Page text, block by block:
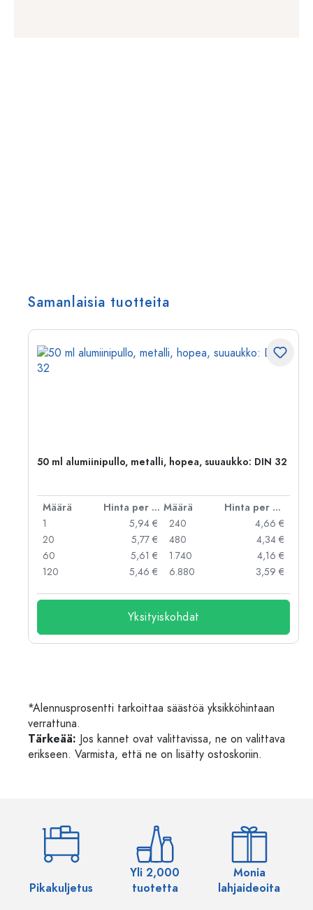
Samanlaisia tuotteita
50 ml alumiinipullo, metalli, hopea, suuaukko: DIN 32
Määrä Hinta per kpl Määrä
Hinta per kpl
1
5,94 €
20
5,77 €
60
5,61 €
120
5,46 €
240
4,66 €
480
4,34 €
1.740
4,16 €
6.880
3,59 €
Yksityiskohdat
*Alennusprosentti tarkoittaa säästöä yksikköhintaan
verrattuna.
Tärkeää: Jos kannet ovat valittavissa, ne on valittava
erikseen. Varmista, että ne on lisätty ostoskoriin.
Pikakuljetus
Yli 2,000
tuotetta
Monia
lahjaideoita